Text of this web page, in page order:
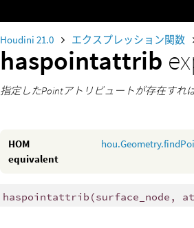
Houdini 21.0 エクスプレッション関数
haspointattrib
指定したPointアトリビュートが存在すれ
HOM
equivalent
haspointattrib (surface_node,